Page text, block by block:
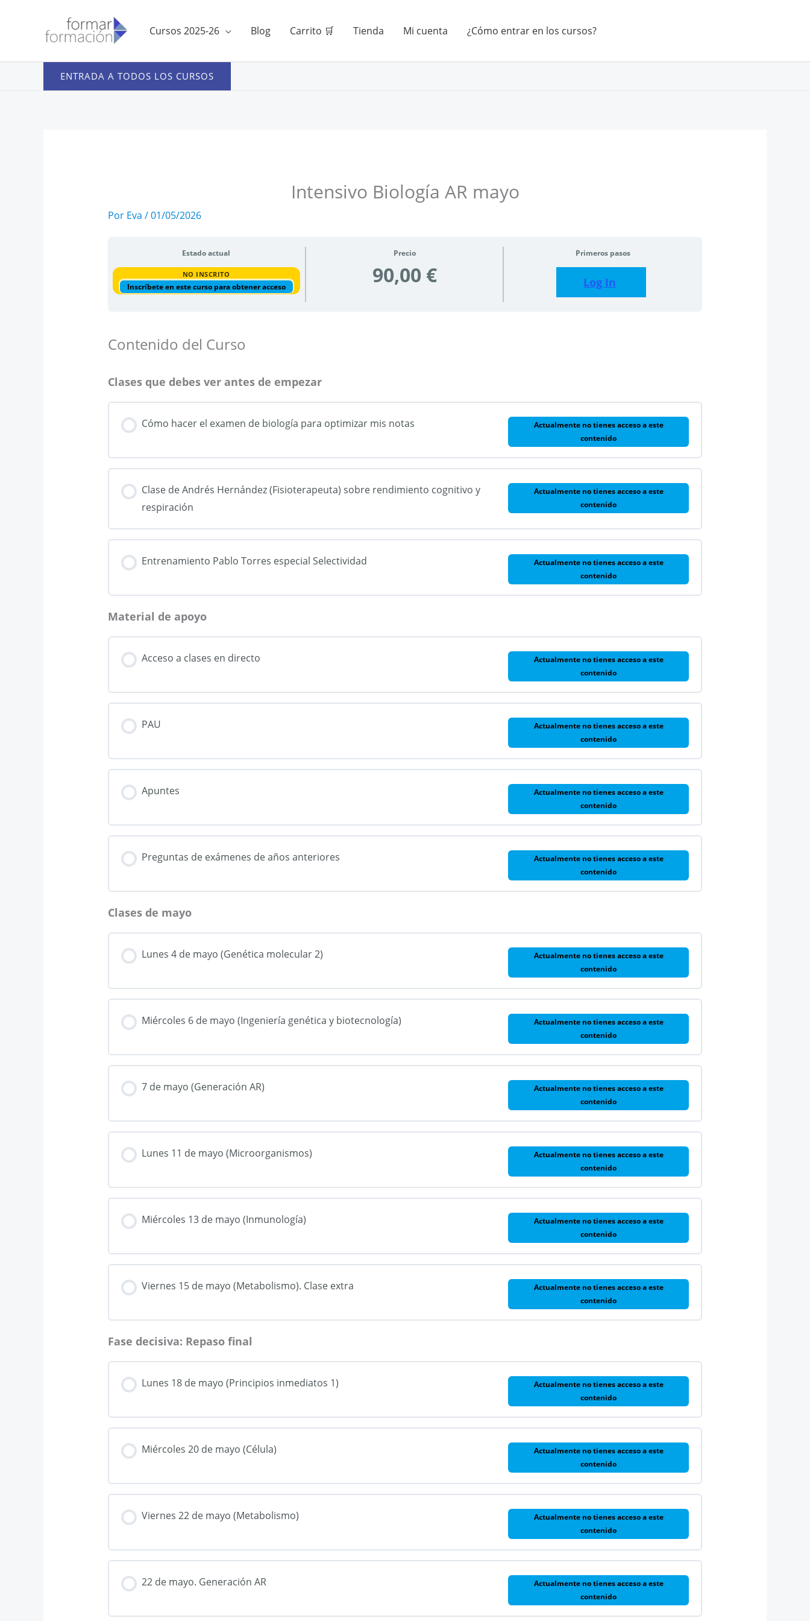
Cursos 2025-26 Blog Carrito 🛒 Tienda Mi cuenta ¿Cómo entrar en los cursos?
ENTRADA A TODOS LOS CURSOS
Intensivo Biología AR mayo
Por Eva /01/05/2026
Estado actual
NO INSCRITO
Inscríbete en este curso para obtener acceso
Precio
90,00 €
Primeros pasos
Log In
Contenido del Curso
Clases que debes ver antes de empezar
Cómo hacer el examen de biología para optimizar mis notas
Actualmente no tienes acceso a este
contenido
Clase de Andrés Hernández (Fisioterapeuta) sobre rendimiento cognitivo y
respiración
Actualmente no tienes acceso a este
contenido
Entrenamiento Pablo Torres especial Selectividad
Actualmente no tienes acceso a este
contenido
Material de apoyo
Acceso a clases en directo
Actualmente no tienes acceso a este
contenido
PAU
Actualmente no tienes acceso a este
contenido
Apuntes
Actualmente no tienes acceso a este
contenido
Preguntas de exámenes de años anteriores
Actualmente no tienes acceso a este
contenido
Clases de mayo
Lunes 4 de mayo (Genética molecular 2)
Actualmente no tienes acceso a este
contenido
Miércoles 6 de mayo (Ingeniería genética y biotecnología)
Actualmente no tienes acceso a este
contenido
7 de mayo (Generación AR)
Actualmente no tienes acceso a este
contenido
Lunes 11 de mayo (Microorganismos)
Actualmente no tienes acceso a este
contenido
Miércoles 13 de mayo (Inmunología)
Actualmente no tienes acceso a este
contenido
Viernes 15 de mayo (Metabolismo). Clase extra
Actualmente no tienes acceso a este
contenido
Fase decisiva: Repaso final
Lunes 18 de mayo (Principios inmediatos 1)
Actualmente no tienes acceso a este
contenido
Miércoles 20 de mayo (Célula)
Actualmente no tienes acceso a este
contenido
Viernes 22 de mayo (Metabolismo)
Actualmente no tienes acceso a este
contenido
22 de mayo. Generación AR
Actualmente no tienes acceso a este
contenido